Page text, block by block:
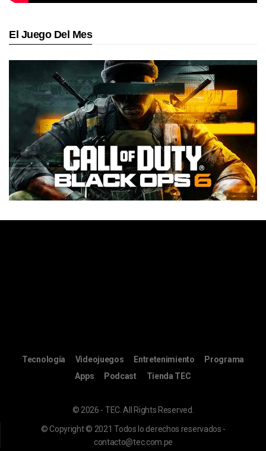
El Juego Del Mes
Tecnología Videojuegos Entretenimiento
Programa
Apps
Podcast Tienda TEC
© 2026 - TEC. All Rights Reserved.
© Copyright © 2021 Todos lo derechos reservados -
contacto@tec.com.pe